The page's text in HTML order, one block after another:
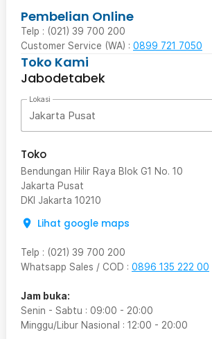
Pembelian Online
Telp : (021) 39 700 200
Customer Service (WA) : 0899 721 7050
Toko Kami
Jabodetabek
Lokasi
Jakarta Pusat
Toko
Bendungan Hilir Raya Blok G1 No. 10
Jakarta Pusat
DKI Jakarta 10210
Lihat google maps
Telp : (021) 39 700 200
Whatsapp Sales / COD : 0896 135 222 00
Jam buka:
Senin - Sabtu : 09:00 - 20:00
Minggu/Libur Nasional : 12:00 - 20:00